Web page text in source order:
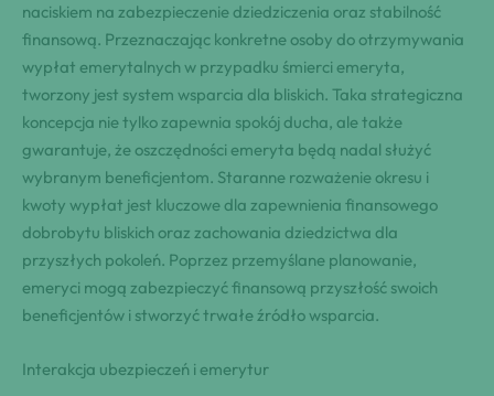
naciskiem na zabezpieczenie dziedziczenia oraz stabilność
finansową. Przeznaczając konkretne osoby do otrzymywania
wypłat emerytalnych w przypadku śmierci emeryta,
tworzony jest system wsparcia dla bliskich. Taka strategiczna
koncepcja nie tylko zapewnia spokój ducha, ale także
gwarantuje, że oszczędności emeryta będą nadal służyć
wybranym beneficjentom. Staranne rozważenie okresu i
kwoty wypłat jest kluczowe dla zapewnienia finansowego
dobrobytu bliskich oraz zachowania dziedzictwa dla
przyszłych pokoleń. Poprzez przemyślane planowanie,
emeryci mogą zabezpieczyć finansową przyszłość swoich
beneficjentów i stworzyć trwałe źródło wsparcia.
Interakcja ubezpieczeń i emerytur